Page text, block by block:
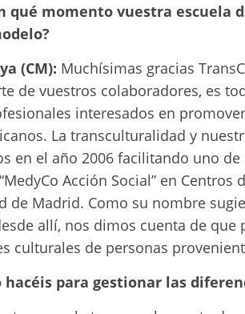
qué momento vuestra
(CM): Muchísimas gracias
de vuestros colaboradores, es
interesados en
La transculturalidad y
en el año 2006 facilitando uno
Acción Social” en
de Madrid. Como su nombre
allí, nos dimos cuenta de
culturales de personas
hacéis para gestionar las